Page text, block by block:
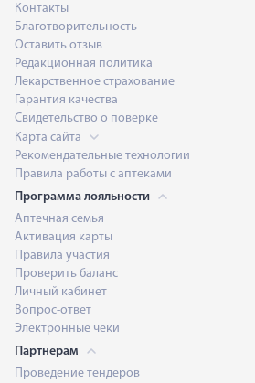
Контакты
Благотворительность
Оставить отзыв
Редакционная политика
Лекарственное страхование
Гарантия качества
Свидетельство о поверке
Карта сайта
Рекомендательные технологии
Правила работы с аптеками
Программа лояльности
Аптечная семья
Активация карты
Правила участия
Проверить баланс
Личный кабинет
Вопрос-ответ
Электронные чеки
Партнерам
Проведение тендеров